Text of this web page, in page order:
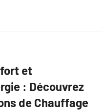
et
: Découvrez
de Chauffage